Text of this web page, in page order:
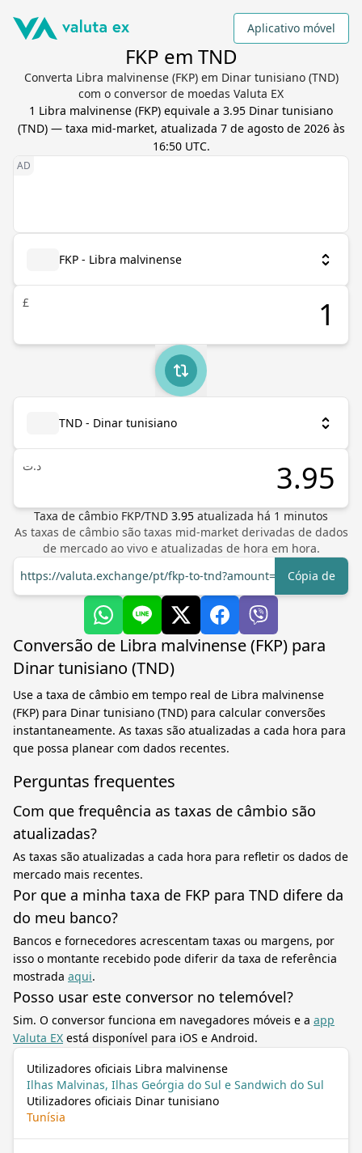
Aplicativo móvel
FKP em TND
Converta Libra malvinense (FKP) em Dinar tunisiano (TND)
com o conversor de moedas Valuta EX
1 Libra malvinense (FKP) equivale a 3.95 Dinar tunisiano
(TND) — taxa mid-market, atualizada 7 de agosto de 2026 às
16:50 UTC.
FKP - Libra malvinense
£
TND - Dinar tunisiano
د.ت
Taxa de câmbio FKP/TND 3.95 atualizada há 1 minutos
As taxas de câmbio são taxas mid-market derivadas de dados
de mercado ao vivo e atualizadas de hora em hora.
https://valuta.exchange/pt/fkp-to-tnd?amount=1
Cópia de
Conversão de Libra malvinense (FKP) para
Dinar tunisiano (TND)
Use a taxa de câmbio em tempo real de Libra malvinense
(FKP) para Dinar tunisiano (TND) para calcular conversões
instantaneamente. As taxas são atualizadas a cada hora para
que possa planear com dados recentes.
Perguntas frequentes
Com que frequência as taxas de câmbio são
atualizadas?
As taxas são atualizadas a cada hora para refletir os dados de
mercado mais recentes.
Por que a minha taxa de FKP para TND difere da
do meu banco?
Bancos e fornecedores acrescentam taxas ou margens, por
isso o montante recebido pode diferir da taxa de referência
mostrada aqui.
Posso usar este conversor no telemóvel?
Sim. O conversor funciona em navegadores móveis e a app
Valuta EX está disponível para iOS e Android.
Utilizadores oficiais Libra malvinense
Ilhas Malvinas, Ilhas Geórgia do Sul e Sandwich do Sul
Utilizadores oficiais Dinar tunisiano
Tunísia